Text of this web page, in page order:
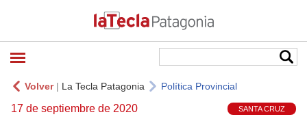
Volver| La Tecla Patagonia Política Provincial
17 de septiembre de 2020 SANTA CRUZ